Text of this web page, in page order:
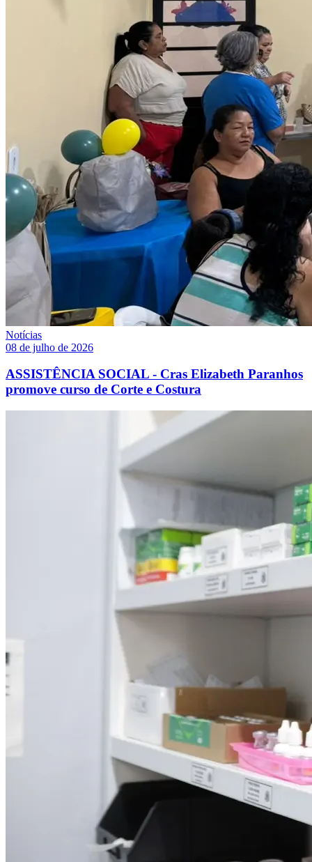
Notícias
08 de julho de 2026
ASSISTÊNCIA SOCIAL - Cras Elizabeth Paranhos
promove curso de Corte e Costura